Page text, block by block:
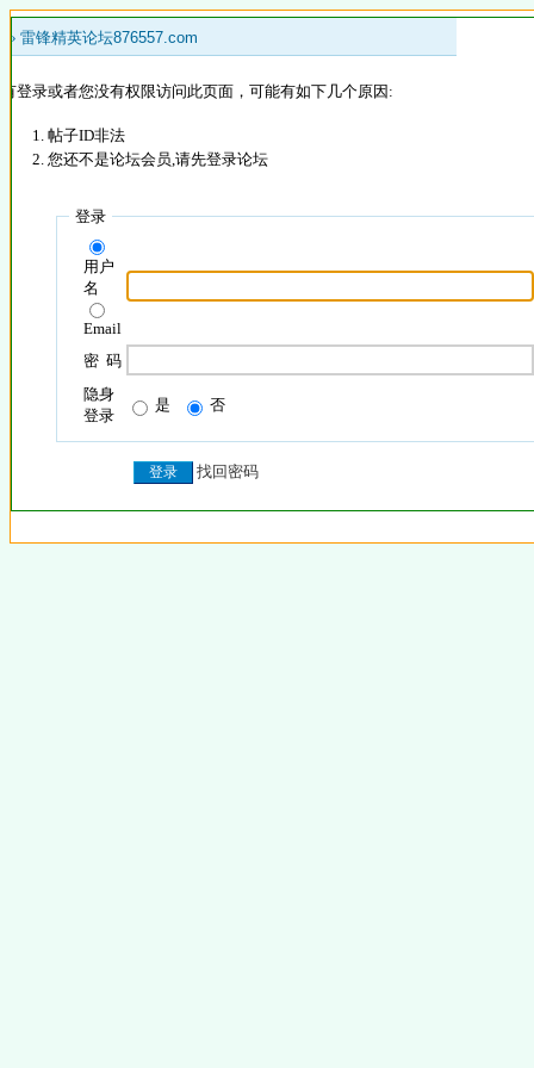
» 雷锋精英论坛876557.com
登录或者您没有权限访问此页面，可能有如下几个原因:
帖子ID非法
您还不是论坛会员,请先登录论坛
登录
用户
名
Email
密 码
隐身
登录
是 否
找回密码